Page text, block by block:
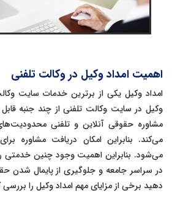
اهمیت امداد وکیل در وکالت تلفنی
امداد وکیل یکی از برترین خدمات سایت
وکیل در سایت وکالت تلفنی از چند جنبه
مشاوره حقوقی آنلاین و تلفنی
می‌کند. بنابراین امکان دریافت مشاوره
می‌شود. بنابراین اهمیت وجود چنین خدمتی
در سراسر جامعه و جلوگیری از پایمال شدن
دهید برخی از مزایای مهم امداد وکیل را بررسی